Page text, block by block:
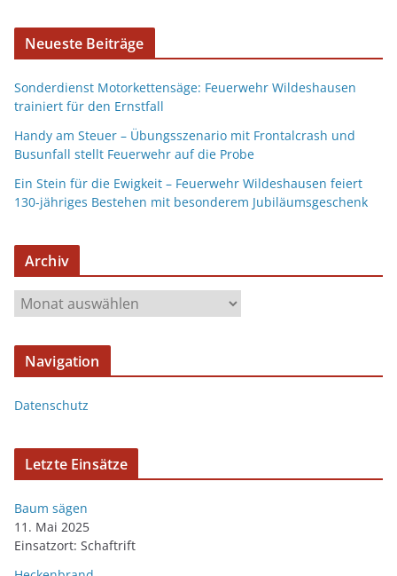
Neueste Beiträge
Sonderdienst Motorkettensäge: Feuerwehr Wildeshausen
trainiert für den Ernstfall
Handy am Steuer – Übungsszenario mit Frontalcrash und
Busunfall stellt Feuerwehr auf die Probe
Ein Stein für die Ewigkeit – Feuerwehr Wildeshausen feiert
130-jähriges Bestehen mit besonderem Jubiläumsgeschenk
Archiv
Navigation
Datenschutz
Letzte Einsätze
Baum sägen
11. Mai 2025
Einsatzort: Schaftrift